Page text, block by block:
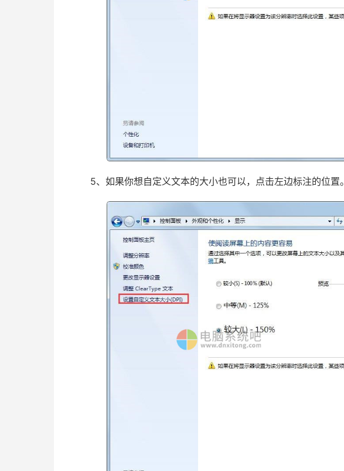
5、如果你想自定义文本的大小也可以，点击左边标注的位置。